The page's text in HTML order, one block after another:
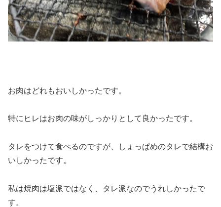
お肉はどれもおいしかったです。
特にヒレはお肉の味がしっかりとして良かったです。
タレをつけて食べるのですが、しょっぱめのタレで結構お
いしかったです。
私は焼肉は塩派ではなく、タレ派なのでうれしかったで
す。